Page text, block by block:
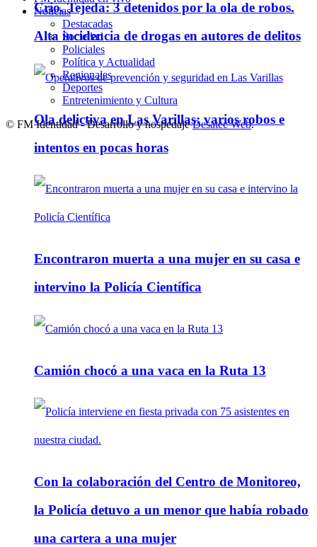
Crio. Tejeda: 3 detenidos por la ola de robos.
Alta incidencia de drogas en autores de delitos
Ola delictiva en Las Varillas: varios robos e
intentos en pocas horas
Encontraron muerta a una mujer en su casa e
intervino la Policía Científica
Camión chocó a una vaca en la Ruta 13
Con la colaboración del Centro de Monitoreo,
la Policía detuvo a un menor que había robado
una cartera a una mujer
Noticias
Destacadas
Sociedad
Policiales
Política y Actualidad
Regionales
Deportes
Entretenimiento y Cultura
© FM Identidad - Desarrollo y hospedajeDesatec Web.